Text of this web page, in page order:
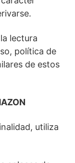
lectura
política de
de estos
utiliza